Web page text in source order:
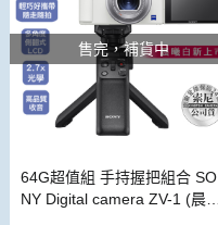
售完，補貨中
64G超值組 手持握把組合 SO
NY Digital camera ZV-1 (晨曦